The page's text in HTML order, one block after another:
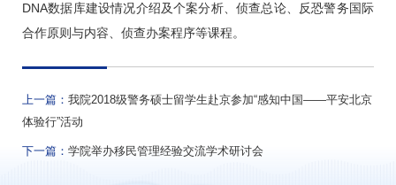
DNA数据库建设情况介绍及个案分析、侦查总论、反恐警务国际
合作原则与内容、侦查办案程序等课程。
上一篇： 我院2018级警务硕士留学生赴京参加“感知中国——平安北京
体验行”活动
下一篇： 学院举办移民管理经验交流学术研讨会